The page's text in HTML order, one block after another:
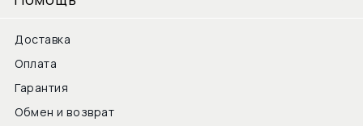
Доставка
Оплата
Гарантия
Обмен и возврат